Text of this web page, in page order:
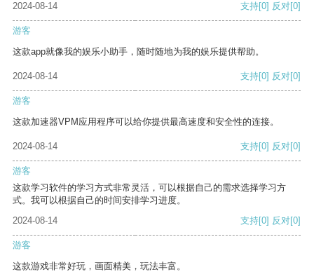
2024-08-14 支持[0] 反对[0]
游客
这款app就像我的娱乐小助手，随时随地为我的娱乐提供帮助。
2024-08-14 支持[0] 反对[0]
游客
这款加速器VPM应用程序可以给你提供最高速度和安全性的连接。
2024-08-14 支持[0] 反对[0]
游客
这款学习软件的学习方式非常灵活，可以根据自己的需求选择学习方
式。我可以根据自己的时间安排学习进度。
2024-08-14
支持[0] 反对[0]
游客
这款游戏非常好玩，画面精美，玩法丰富。